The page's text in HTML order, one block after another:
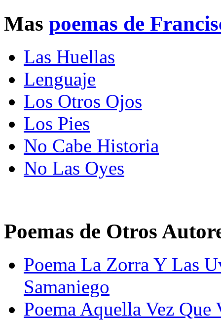
Mas poemas de
Las Huellas
Lenguaje
Los Otros Ojos
Los Pies
No Cabe Historia
No Las Oyes
Poemas de Otros
Poema La Zorra Y Las
Samaniego
Poema Aquella Vez